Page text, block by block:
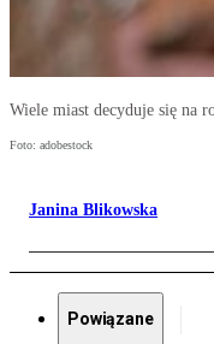
Wiele miast decyduje się na
Foto: adobestock
Janina Blikowska
Powiązane